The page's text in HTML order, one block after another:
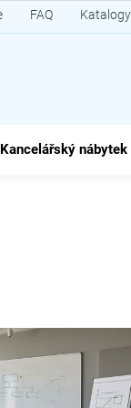
FAQ Katalogy
Kancelářský nábytek